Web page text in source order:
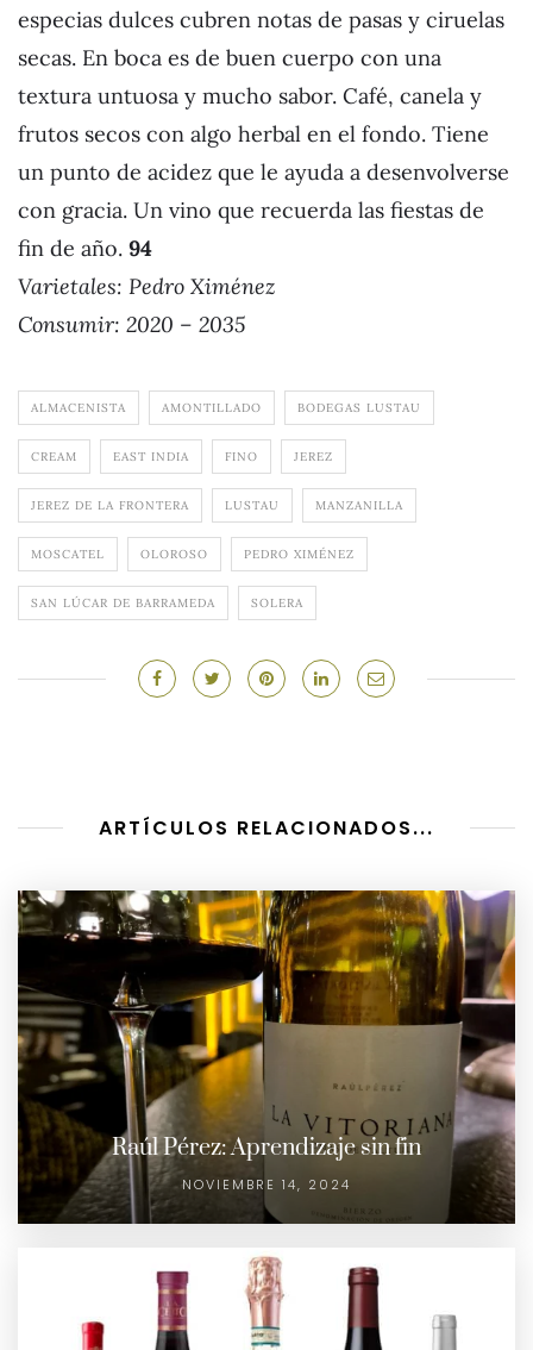
especias dulces cubren notas de pasas y ciruelas
secas. En boca es de buen cuerpo con una
textura untuosa y mucho sabor. Café, canela y
frutos secos con algo herbal en el fondo. Tiene
un punto de acidez que le ayuda a desenvolverse
con gracia. Un vino que recuerda las fiestas de
fin de año. 94
Varietales: Pedro Ximénez
Consumir: 2020 – 2035
ALMACENISTA AMONTILLADO BODEGAS LUSTAU
CREAM EAST INDIA FINO JEREZ
JEREZ DE LA FRONTERA LUSTAU MANZANILLA
MOSCATEL OLOROSO PEDRO XIMÉNEZ
SAN LÚCAR DE BARRAMEDA SOLERA
ARTÍCULOS RELACIONADOS...
Raúl Pérez: Aprendizaje sin fin
NOVIEMBRE 14, 2024